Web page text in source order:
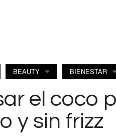
BEAUTY BIENESTAR
el coco
y sin frizz